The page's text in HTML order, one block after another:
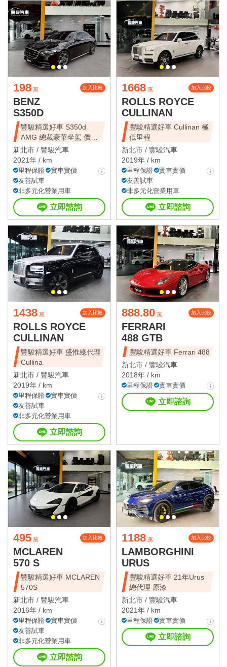
198 萬 加入比較
BENZ
S350D
豐駿精選好車 S350d
AMG 總裁豪華坐駕 價錢
十分甜美
新北市 / 豐駿汽車
2021年 / km
里程保證
實車實價
友善試車
非多元化營業用車
立即諮詢
1668 萬 加入比較
ROLLS ROYCE
CULLINAN
豐駿精選好車 Cullinan 極
低里程
新北市 / 豐駿汽車
2019年 / km
里程保證
實車實價
友善試車
非多元化營業用車
立即諮詢
1438 萬 加入比較
ROLLS ROYCE
CULLINAN
豐駿精選好車 盛惟總代理
Cullina
新北市 / 豐駿汽車
2019年 / km
里程保證
實車實價
友善試車
非多元化營業用車
立即諮詢
888.80 萬 加入比較
FERRARI
488 GTB
豐駿精選好車 Ferrari 488
新北市 / 豐駿汽車
2018年 / km
里程保證 實車實價
立即諮詢
495 萬 加入比較
MCLAREN
570 S
豐駿精選好車 MCLAREN
570S
新北市 / 豐駿汽車
2016年 / km
里程保證
實車實價
友善試車
非多元化營業用車
立即諮詢
1188 萬 加入比較
LAMBORGHINI
URUS
豐駿精選好車 21年Urus
總代理 原漆
新北市 / 豐駿汽車
2021年 / km
里程保證 實車實價
立即諮詢